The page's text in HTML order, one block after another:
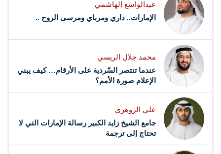
عبدالواسع الهاشمي
الإمارات.. داري ومرباي ومرسى الروح ..
محمد جلال الريسي
عندما تنتصر السّردية على الأرقام… كيف يبني
الإعلام صورة الأمم؟
علي الزوهري
جامع الشيخ زايد الكبير رسالة الإمارات التي لا
تحتاج إلى ترجمة